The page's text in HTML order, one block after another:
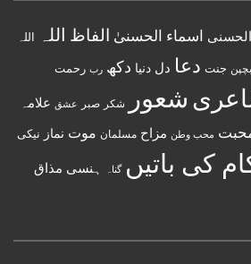
اسماء الحسنیٰ الفاظ اللہ اللہ
بچپن جنت دعا دل دنیا دکھ رب رحمت
شعور شکر صبر عشق علامہ
محب وطن مزاح مسلمان موت نماز نیکی
کی باتیں گناہ ہنسی مذاق